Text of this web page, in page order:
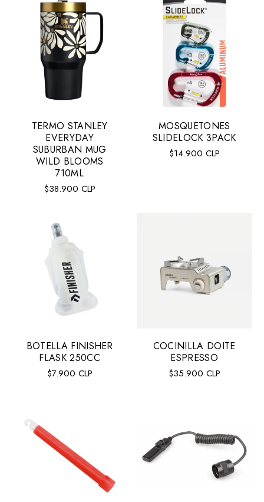
TERMO STANLEY
EVERYDAY
SUBURBAN MUG
WILD BLOOMS
710ML
Precio
$38.900 CLP
MOSQUETONES
SLIDELOCK 3PACK
Precio
$14.900 CLP
BOTELLA FINISHER
FLASK 250CC
Precio
$7.900 CLP
COCINILLA DOITE
ESPRESSO
Precio
$35.900 CLP